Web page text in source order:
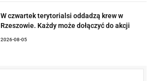
W czwartek terytorialsi oddadzą krew w
Rzeszowie. Każdy może dołączyć do akcji
2026-08-05